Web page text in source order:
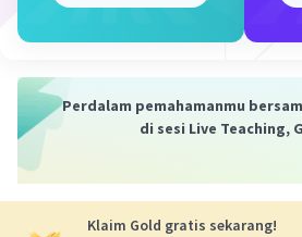
Perdalam pemahamanmu
di sesi Live Teaching,
Klaim Gold gratis sekarang!